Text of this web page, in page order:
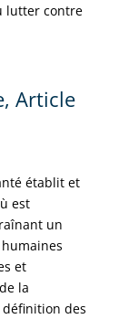
lutter contre
Article
établit et
est
un
et
la
des